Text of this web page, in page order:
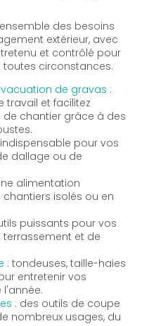
des besoins
extérieur, avec
et contrôlé pour
toutes circonstances.
de gravas :
travail et facilitez
chantier grâce à des
pour vos
dallage ou de
alimentation
isolés ou en
puissants pour vos
et de
: tondeuses, taille-haies
entretenir vos
l'année.
: des outils de coupe
nombreux usages, du